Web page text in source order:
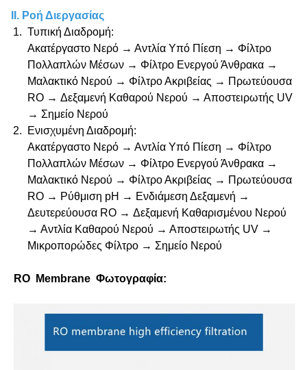
II. Ροή Διεργασίας
Τυπική Διαδρομή:
Ακατέργαστο Νερό → Αντλία Υπό Πίεση → Φίλτρο
Πολλαπλών Μέσων → Φίλτρο Ενεργού Άνθρακα →
Μαλακτικό Νερού → Φίλτρο Ακριβείας → Πρωτεύουσα
RO → Δεξαμενή Καθαρού Νερού → Αποστειρωτής UV
→ Σημείο Νερού
Ενισχυμένη Διαδρομή:
Ακατέργαστο Νερό → Αντλία Υπό Πίεση → Φίλτρο
Πολλαπλών Μέσων → Φίλτρο Ενεργού Άνθρακα →
Μαλακτικό Νερού → Φίλτρο Ακριβείας → Πρωτεύουσα
RO → Ρύθμιση pH → Ενδιάμεση Δεξαμενή →
Δευτερεύουσα RO → Δεξαμενή Καθαρισμένου Νερού
→ Αντλία Καθαρού Νερού → Αποστειρωτής UV →
Μικροπορώδες Φίλτρο → Σημείο Νερού
RO Membrane Φωτογραφία: